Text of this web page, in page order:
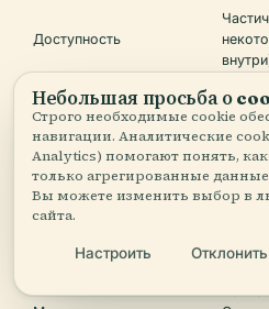
Доступность
Фотографирование
Экскурсии
Близлежащие
достопримечательности
Палио
Небольшая просьба о
Строго необходимые cookie
навигации. Аналитические
Analytics) помогают понять,
только агрегированные
Вы можете изменить выбор в
сайта.
Настроить